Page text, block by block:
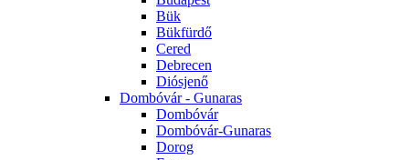
Bük
Bükfürdő
Cered
Debrecen
Diósjenő
Dombóvár - Gunaras
Dombóvár
Dombóvár-Gunaras
Dorog